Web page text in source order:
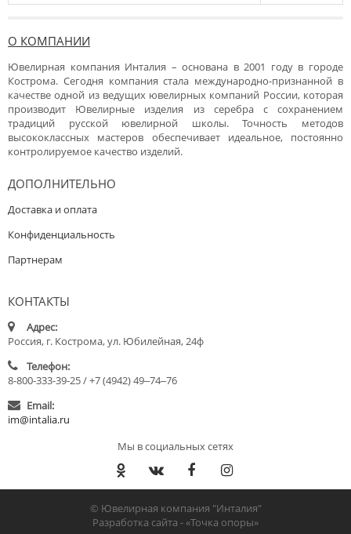
О КОМПАНИИ
Ювелирная компания Инталия – основана в 2001 году в городе
Кострома. Сегодня компания стала международно-признанной в
качестве одной из ведущих ювелирных компаний России, которая
производит Ювелирные изделия из серебра с сохранением
традиций русской ювелирной школы. Точность методов
высококлассных мастеров обеспечивает идеальное, постоянно
контролируемое качество изделий.
ДОПОЛНИТЕЛЬНО
Доставка и оплата
Конфиденциальность
Партнерам
КОНТАКТЫ
Адрес:
Россия, г. Кострома, ул. Юбилейная, 24ф
Телефон:
8-800-333-39-25 / +7 (4942) 49‒74‒76
Email:
im@intalia.ru
Мы в социальных сетях
© Ювелирная компания "Инталия"
Разработка сайта -«Точка опоры»